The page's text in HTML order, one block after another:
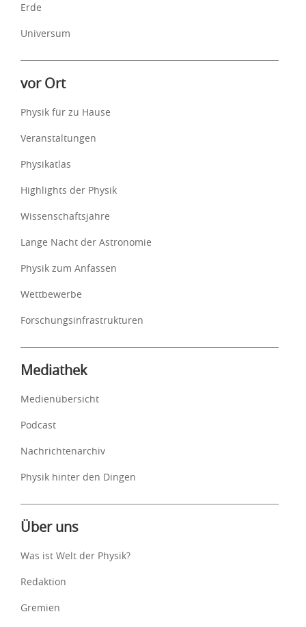
Erde
Universum
vor Ort
Physik für zu Hause
Veranstaltungen
Physikatlas
Highlights der Physik
Wissenschaftsjahre
Lange Nacht der Astronomie
Physik zum Anfassen
Wettbewerbe
Forschungsinfrastrukturen
Mediathek
Medienübersicht
Podcast
Nachrichtenarchiv
Physik hinter den Dingen
Über uns
Was ist Welt der Physik?
Redaktion
Gremien